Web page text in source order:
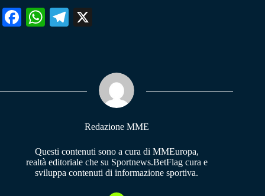
Fa W
pp
Te
m
Redazione MME
Questi contenuti sono a cura di MMEuropa,
realtà editoriale che su Sportnews.BetFlag cura e
sviluppa contenuti di informazione sportiva.